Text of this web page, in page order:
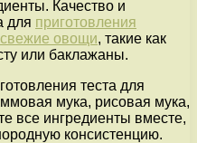
Качество и
для приготовления
свежие овощи, такие как
или баклажаны.
теста для
мука, рисовая мука,
все ингредиенты вместе,
консистенцию.